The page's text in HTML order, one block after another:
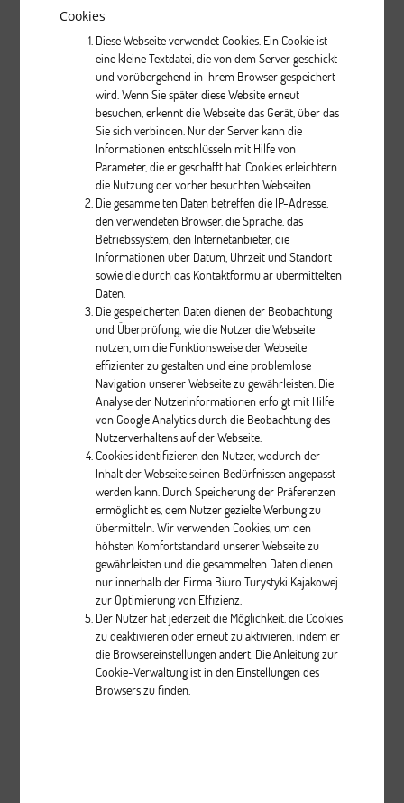
pcs.
Relax III
pcs.
Classic II
Beschreibung
pcs.
Cookies
Diese Webseite verwendet Cookies. Ein Cookie ist
eine kleine Textdatei, die von dem Server geschickt
und vorübergehend in Ihrem Browser gespeichert
wird. Wenn Sie später diese Website erneut
besuchen, erkennt die Webseite das Gerät, über das
Sie sich verbinden. Nur der Server kann die
Informationen entschlüsseln mit Hilfe von
Parameter, die er geschafft hat. Cookies erleichtern
die Nutzung der vorher besuchten Webseiten.
Die gesammelten Daten betreffen die IP-Adresse,
den verwendeten Browser, die Sprache, das
Betriebssystem, den Internetanbieter, die
Informationen über Datum, Uhrzeit und Standort
sowie die durch das Kontaktformular übermittelten
Daten.
Die gespeicherten Daten dienen der Beobachtung
und Überprüfung, wie die Nutzer die Webseite
nutzen, um die Funktionsweise der Webseite
effizienter zu gestalten und eine problemlose
Navigation unserer Webseite zu gewährleisten. Die
Analyse der Nutzerinformationen erfolgt mit Hilfe
von Google Analytics durch die Beobachtung des
Nutzerverhaltens auf der Webseite.
Cookies identifizieren den Nutzer, wodurch der
Inhalt der Webseite seinen Bedürfnissen angepasst
werden kann. Durch Speicherung der Präferenzen
ermöglicht es, dem Nutzer gezielte Werbung zu
übermitteln. Wir verwenden Cookies, um den
höhsten Komfortstandard unserer Webseite zu
gewährleisten und die gesammelten Daten dienen
nur innerhalb der Firma Biuro Turystyki Kajakowej
zur Optimierung von Effizienz.
Der Nutzer hat jederzeit die Möglichkeit, die Cookies
zu deaktivieren oder erneut zu aktivieren, indem er
die Browsereinstellungen ändert. Die Anleitung zur
Cookie-Verwaltung ist in den Einstellungen des
Browsers zu finden.